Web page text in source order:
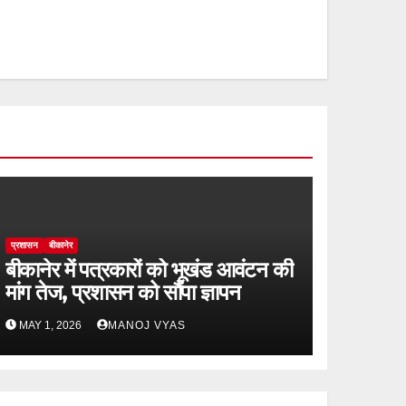
प्रशासन बीकानेर
बीकानेर में पत्रकारों को भूखंड आवंटन की
मांग तेज, प्रशासन को सौंपा ज्ञापन
MAY 1, 2026 MANOJ VYAS